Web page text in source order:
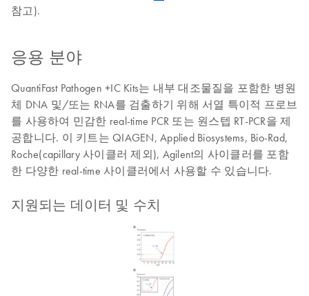
참고).
응용 분야
QuantiFast Pathogen +IC Kits는 내부 대조물질을 포함한 병원
체 DNA 및/또는 RNA를 검출하기 위해 서열 특이적 프로브
를 사용하여 민감한 real-time PCR 또는 원스텝 RT-PCR을 제
공합니다. 이 키트는 QIAGEN, Applied Biosystems, Bio-Rad,
Roche(capillary 사이클러 제외), Agilent의 사이클러를 포함
한 다양한 real-time 사이클러에서 사용할 수 있습니다.
지원되는 데이터 및 수치